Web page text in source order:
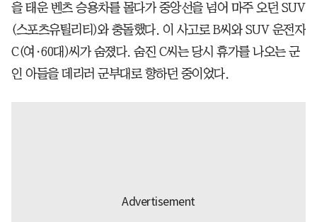
을 태운 벤츠 승용차를 몰다가 중앙선을 넘어 마주 오던 SUV
(스포츠유틸리티)와 충돌했다. 이 사고로 B씨와 SUV 운전자
C(여·60대)씨가 숨졌다. 숨진 C씨는 당시 휴가를 나오는 군
인 아들을 데리러 군부대로 향하던 중이었다.